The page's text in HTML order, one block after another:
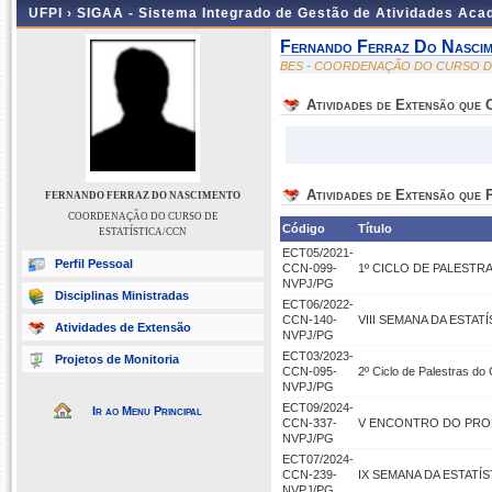
UFPI › SIGAA - Sistema Integrado de Gestão de Atividades
FERNANDO FERRAZ DO NASCIMENTO
COORDENAÇÃO DO CURSO DE
ESTATÍSTICA/CCN
Perfil Pessoal
Disciplinas Ministradas
Atividades de Extensão
Projetos de Monitoria
Ir ao Menu Principal
Fernando Ferraz Do
BES - COORDENAÇÃO DO CURSO
Atividades de Extensão que
Atividades de Extensão que
Código
Título
ECT05/2021-
CCN-099-
NVPJ/PG
1º CICLO DE
ECT06/2022-
CCN-140-
NVPJ/PG
VIII SEMANA DA
ECT03/2023-
CCN-095-
NVPJ/PG
2º Ciclo de Palestras
ECT09/2024-
CCN-337-
NVPJ/PG
V ENCONTRO DO
ECT07/2024-
CCN-239-
IX SEMANA DA